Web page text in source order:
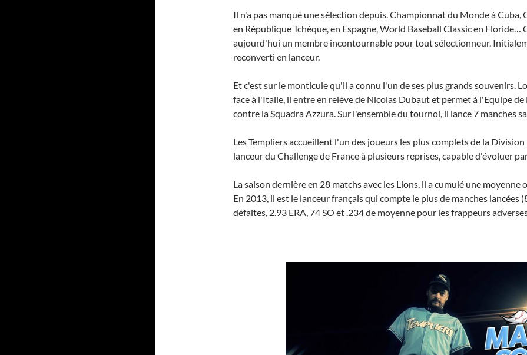
Il n'a pas manqué une sélection depuis. Championnat du Monde à
en République Tchèque, en Espagne, World Baseball Classic en
aujourd'hui un membre incontournable pour tout sélectionneur.
reconverti en lanceur.
Et c'est sur le monticule qu'il a connu l'un de ses plus grands souvenirs.
face à l'Italie, il entre en relève de Nicolas Dubaut et permet à l'Equipe
contre la Squadra Azzura. Sur l'ensemble du tournoi, il lance 7 manches
Les Templiers accueillent l'un des joueurs les plus complets de la
lanceur du Challenge de France à plusieurs reprises, capable d'évoluer
La saison dernière en 28 matchs avec les Lions, il a cumulé une moyenne
En 2013, il est le lanceur français qui compte le plus de manches lancées
défaites, 2.93 ERA, 74 SO et .234 de moyenne pour les frappeurs